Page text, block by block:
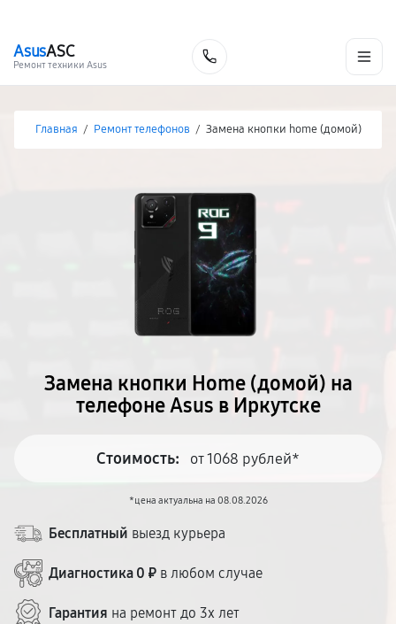
AsusASC
Ремонт техники Asus
Главная / Ремонт телефонов / Замена кнопки home (домой)
Замена кнопки Home (домой) на
телефоне Asus в Иркутске
Стоимость: от 1068 рублей*
*цена актуальна на 08.08.2026
Бесплатный выезд курьера
Диагностика 0 ₽ в любом случае
Гарантия на ремонт до 3х лет